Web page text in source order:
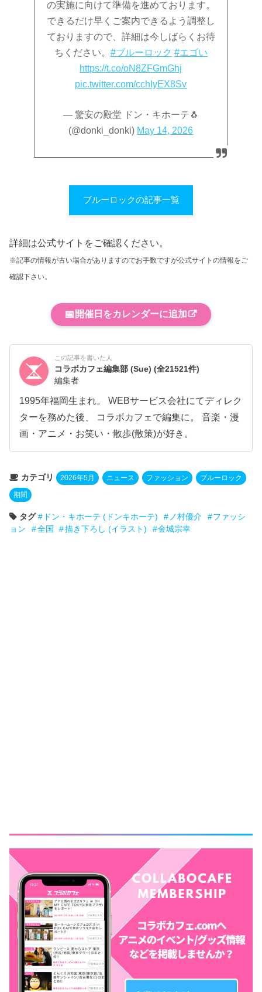
の実施に向けて準備を進めております。
できるだけ早くご案内できるよう調整し
ておりますので、詳細は今しばらくお待
ちください。 #ブルーロック #エゴい
https://t.co/oN8ZFGmGhj
pic.twitter.com/cchIyEX8Sv
— 驚安の殿堂 ドン・キホーテ🐧
(@donki_donki) May 14, 2026
ブルーロックの記事一覧
詳細は公式サイトをご確認ください。
※記事の情報が古い場合がありますのでお手数ですが公式サイトの情報をご
確認下さい。
📅 開催日をカレンダーに追加
この記事を書いた人
コラボカフェ編集部 (Sue)(全21521件)
編集者
1995年福岡生まれ。 WEBサービス会社にてディレク
ターを務めた後、 コラボカフェで編集に。 音楽・漫
画・アニメ・お笑い・散歩(散策)が好き。
カテゴリ 2026年5月 ニュース ファッション ブルーロック
期間
タグ ドン・キホーテ (ドンキホーテ) ノ村優介
ファッシ
ョン
全国 描き下ろし (イラスト) 金城宗幸